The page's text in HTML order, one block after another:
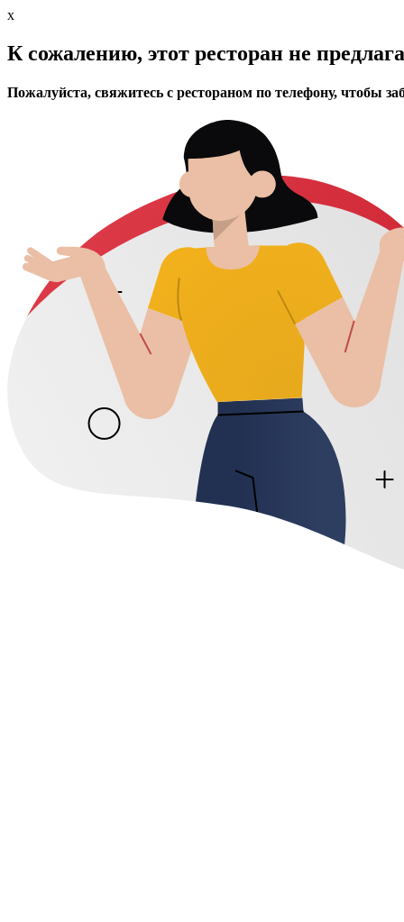
x
К сожалению, этот ресторан не
Пожалуйста, свяжитесь с рестораном по телефону, чтобы